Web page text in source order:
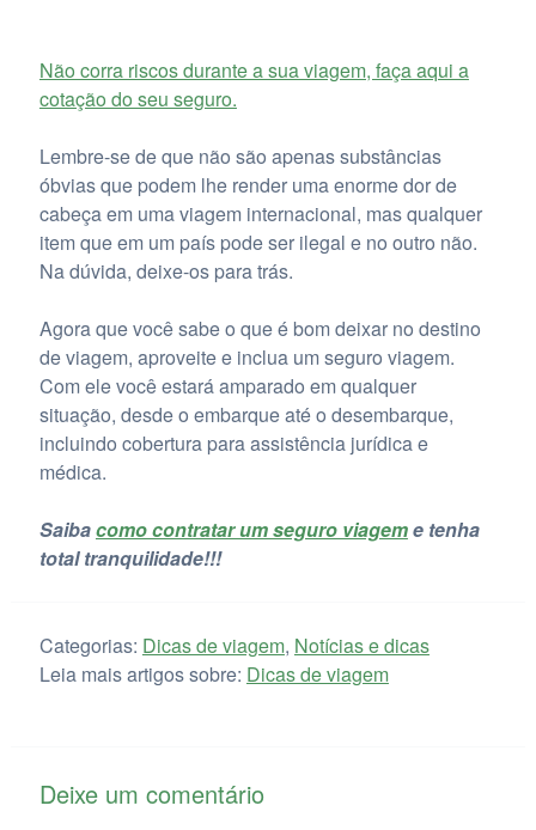
Não corra riscos durante a sua viagem, faça aqui a
cotação do seu seguro.
Lembre-se de que não são apenas substâncias
óbvias que podem lhe render uma enorme dor de
cabeça em uma viagem internacional, mas qualquer
item que em um país pode ser ilegal e no outro não.
Na dúvida, deixe-os para trás.
Agora que você sabe o que é bom deixar no destino
de viagem, aproveite e inclua um seguro viagem.
Com ele você estará amparado em qualquer
situação, desde o embarque até o desembarque,
incluindo cobertura para assistência jurídica e
médica.
Saibacomo contratar um seguro viageme tenha
total tranquilidade!!!
Categorias: Dicas de viagem, Notícias e dicas
Leia mais artigos sobre: Dicas de viagem
Deixe um comentário